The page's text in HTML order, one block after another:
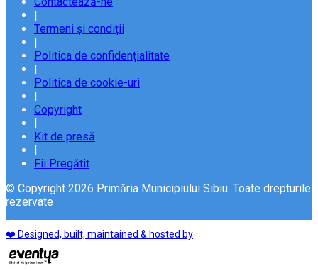
|
Termeni și condiții
|
Politica de confidențialitate
|
Politica de cookie-uri
|
Copyright
|
Kit de presă
|
Fii Pregătit
© Copyright 2026 Primăria Municipiului Sibiu. Toate drepturile
rezervate
❤️ Designed, built, maintained & hosted by